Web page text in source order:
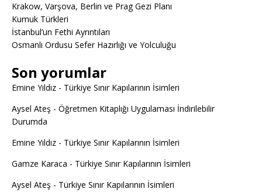
Krakow, Varşova, Berlin ve Prag Gezi Planı
Kumuk Türkleri
İstanbul’un Fethi Ayrıntıları
Osmanlı Ordusu Sefer Hazırlığı ve Yolculuğu
Son yorumlar
Emine Yıldız - Türkiye Sınır Kapılarının İsimleri
Aysel Ateş - Öğretmen Kitaplığı Uygulaması İndirilebilir
Durumda
Emine Yıldız - Türkiye Sınır Kapılarının İsimleri
Gamze Karaca - Türkiye Sınır Kapılarının İsimleri
Aysel Ateş - Türkiye Sınır Kapılarının İsimleri